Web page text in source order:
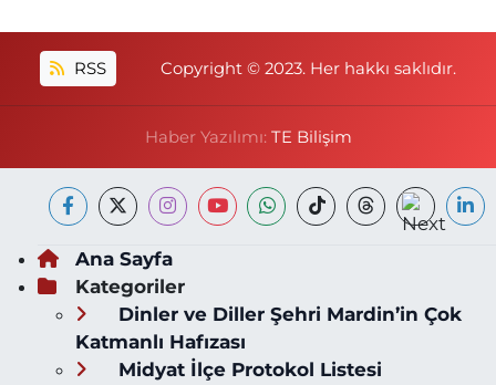
RSS Copyright © 2023. Her hakkı saklıdır.
Haber Yazılımı: TE Bilişim
Ana Sayfa
Kategoriler
Dinler ve Diller Şehri Mardin’in Çok
Katmanlı Hafızası
Midyat İlçe Protokol Listesi